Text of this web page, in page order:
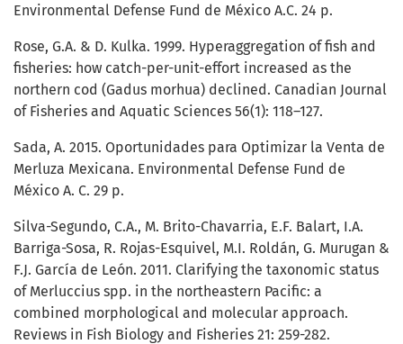
Environmental Defense Fund de México A.C. 24 p.
Rose, G.A. & D. Kulka. 1999. Hyperaggregation of fish and
fisheries: how catch-per-unit-effort increased as the
northern cod (Gadus morhua) declined. Canadian Journal
of Fisheries and Aquatic Sciences 56(1): 118–127.
Sada, A. 2015. Oportunidades para Optimizar la Venta de
Merluza Mexicana. Environmental Defense Fund de
México A. C. 29 p.
Silva-Segundo, C.A., M. Brito-Chavarria, E.F. Balart, I.A.
Barriga-Sosa, R. Rojas-Esquivel, M.I. Roldán, G. Murugan &
F.J. García de León. 2011. Clarifying the taxonomic status
of Merluccius spp. in the northeastern Pacific: a
combined morphological and molecular approach.
Reviews in Fish Biology and Fisheries 21: 259-282.